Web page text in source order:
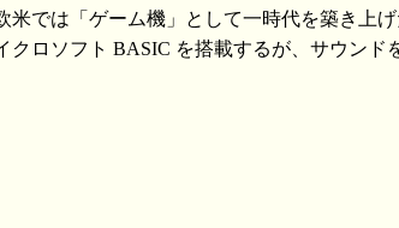
米では「ゲーム機」として一時代を築き上げ
クロソフト BASIC を搭載するが、サウン